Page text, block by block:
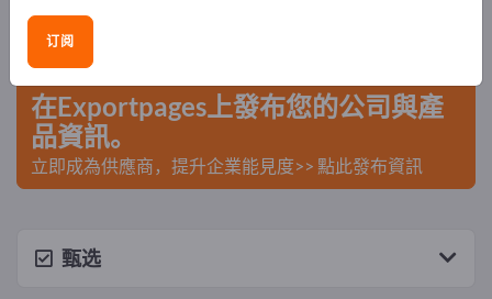
在Exportpages免費刊登廣告！
需求 – 供應 – 二手商品 – 商業聯繫 >> 由此開始
在Exportpages上發布您的公司與產
品資訊。
立即成為供應商，提升企業能見度>> 點此發布資訊
甄选
订阅